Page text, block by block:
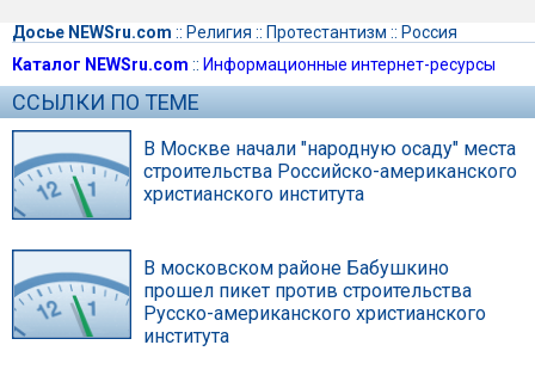
Досье NEWSru.com :: Религия :: Протестантизм :: Россия
Каталог NEWSru.com :: Информационные интернет-ресурсы
ССЫЛКИ ПО ТЕМЕ
В Москве начали "народную осаду" места
строительства Российско-американского
христианского института
В московском районе Бабушкино
прошел пикет против строительства
Русско-американского христианского
института